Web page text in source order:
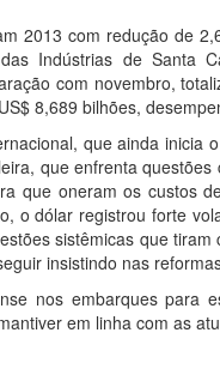
2013 com redução de
Indústrias de Santa
com novembro,
8,689 bilhões,
que ainda
que enfrenta
que oneram os custos
o dólar registrou forte
sistêmicas que
insistindo nas
nos embarques para
em linha com as